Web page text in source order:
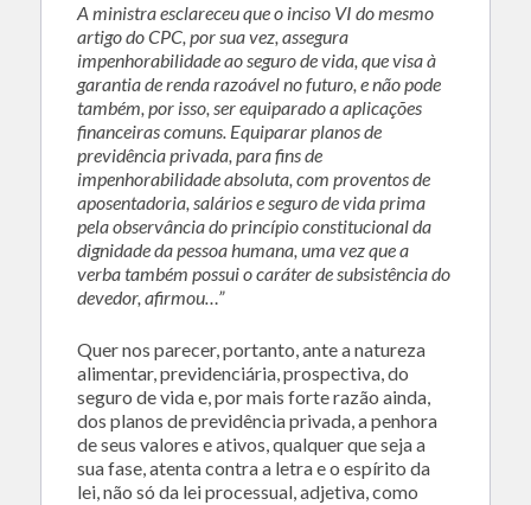
A ministra esclareceu que o inciso VI do mesmo
artigo do CPC, por sua vez, assegura
impenhorabilidade ao seguro de vida, que visa à
garantia de renda razoável no futuro, e não pode
também, por isso, ser equiparado a aplicações
financeiras comuns. Equiparar planos de
previdência privada, para fins de
impenhorabilidade absoluta, com proventos de
aposentadoria, salários e seguro de vida prima
pela observância do princípio constitucional da
dignidade da pessoa humana, uma vez que a
verba também possui o caráter de subsistência do
devedor, afirmou…”
Quer nos parecer, portanto, ante a natureza
alimentar, previdenciária, prospectiva, do
seguro de vida e, por mais forte razão ainda,
dos planos de previdência privada, a penhora
de seus valores e ativos, qualquer que seja a
sua fase, atenta contra a letra e o espírito da
lei, não só da lei processual, adjetiva, como